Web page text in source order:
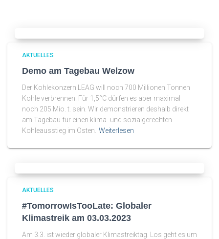
AKTUELLES
Demo am Tagebau Welzow
Der Kohlekonzern LEAG will noch 700 Millionen Tonnen
Kohle verbrennen. Für 1,5°C dürfen es aber maximal
noch 205 Mio. t. sein. Wir demonstrieren deshalb direkt
am Tagebau für einen klima- und sozialgerechten
Kohleausstieg im Osten. Weiterlesen
AKTUELLES
#TomorrowIsTooLate: Globaler
Klimastreik am 03.03.2023
Am 3.3. ist wieder globaler Klimastreiktag. Los geht es um